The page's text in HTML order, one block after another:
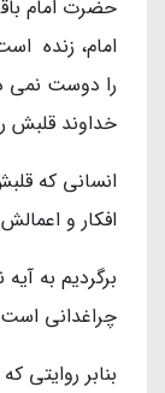
حضرت امام
امام، زنده
را دوست نمى
خداوند قلبش
انسانى كه
افكار و
برگرديم به
چراغدانى
بنابر